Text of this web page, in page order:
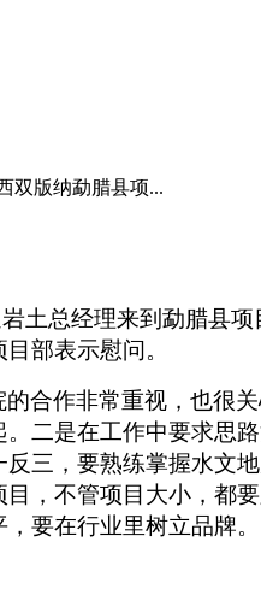
双版纳勐腊县项...
土总经理来到勐腊县
部表示慰问。
合作非常重视，也很
二是在工作中要求思
三，要熟练掌握水文
，不管项目大小，都
要在行业里树立品牌